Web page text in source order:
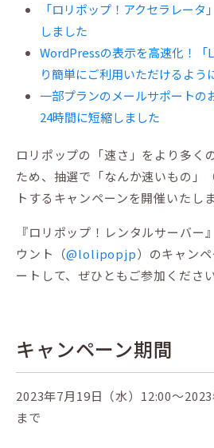
「ロリポップ！アクセラレータ
しました
WordPressの表示を高速化！
り簡単にご利用いただけるよう
一部プランのメールサポートの
24時間に短縮しました
ロリポップの「速さ」をより多く
ため、抽選で「なんか速いもの」
トするキャンペーンを開催いたし
『ロリポップ！レンタルサーバ
ウント（@lolipopjp）のキャン
ートして、ぜひともご参加くださ
キャンペーン期間
2023年7月19日（水）12:00〜
まで